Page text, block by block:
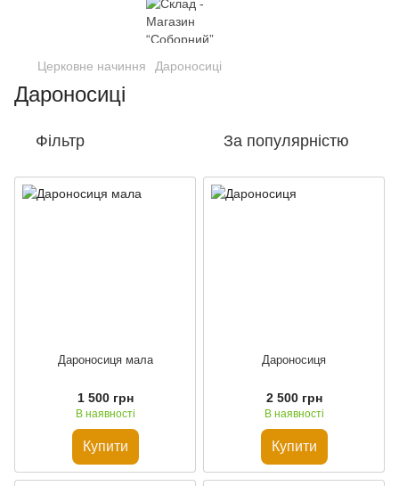
Церковне начиння Дароносиці
Дароносиці
Фільтр За популярністю
Дароносиця мала
1 500 грн
В наявності
Купити
Дароносиця
2 500 грн
В наявності
Купити